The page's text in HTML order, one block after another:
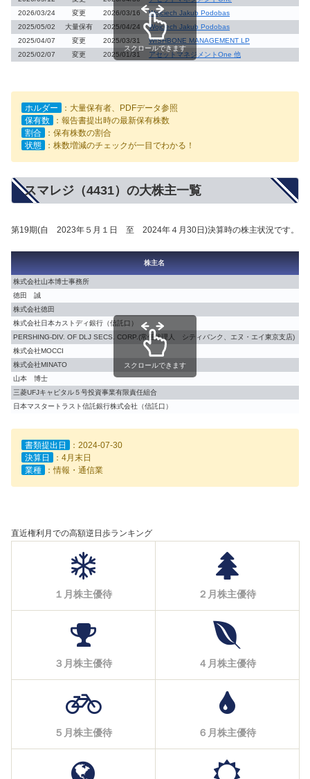
2026/03/24
変更 2026/03/16
Wojciech Jakub Podobas
2025/05/02
大量保有 2025/04/24
Wojciech Jakub Podobas
2025/04/07
変更 2025/03/31
WISHBONE MANAGEMENT LP
2025/02/07
変更 2025/01/31 アセットマネジメントOne 他
スクロールできます
ホルダー
：大量保有者、PDFデータ参照
保有数
：報告書提出時の最新保有株数
割合
：保有株数の割合
状態
：株数増減のチェックが一目でわかる！
スマレジ（4431）の大株主一覧
第19期(自 2023年５月１日 至 2024年４月30日)決算時の株主状況です。
株主名
株式会社山本博士事務所
徳田 誠
株式会社徳田
株式会社日本カストディ銀行（信託口）
PERSHING-DIV. OF DLJ SECS. CORP.(常任代理人 シティバンク、エヌ・エイ東京支店)
株式会社MOCCI
株式会社MINATO
山本 博士
三菱UFJキャピタル５号投資事業有限責任組合
日本マスタートラスト信託銀行株式会社（信託口）
スクロールできます
書類提出日
：2024-07-30
決算日
：4月末日
業種
：情報・通信業
直近権利月での高額逆日歩ランキング
１月株主優待 ２月株主優待
３月株主優待 ４月株主優待
５月株主優待 ６月株主優待